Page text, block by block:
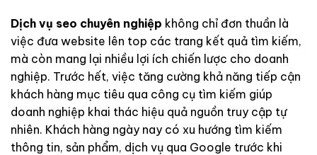
Dịch vụ seo chuyên nghiệp không chỉ đơn thuần là
việc đưa website lên top các trang kết quả tìm kiếm,
mà còn mang lại nhiều lợi ích chiến lược cho doanh
nghiệp. Trước hết, việc tăng cường khả năng tiếp cận
khách hàng mục tiêu qua công cụ tìm kiếm giúp
doanh nghiệp khai thác hiệu quả nguồn truy cập tự
nhiên. Khách hàng ngày nay có xu hướng tìm kiếm
thông tin, sản phẩm, dịch vụ qua Google trước khi